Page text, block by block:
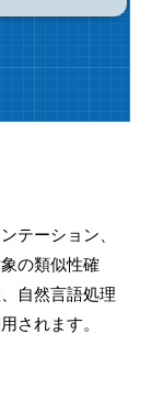
テーション、
の類似性確
自然言語処理
されます。